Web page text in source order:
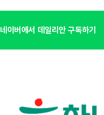
네이버에서 데일리안 구독하기